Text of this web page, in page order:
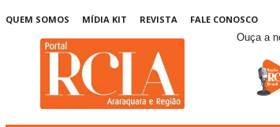
QUEM SOMOS MÍDIA KIT REVISTA
FALE CONOSCO
Ouça a